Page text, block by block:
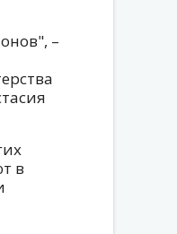
–
в